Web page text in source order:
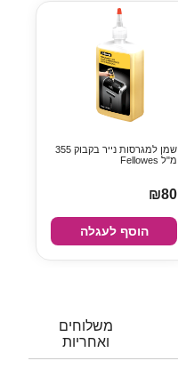
שמן למגרסות נייר בקבוק 355
מ"ל Fellowes
₪80
הוסף לעגלה
משלוחים
ואחריות